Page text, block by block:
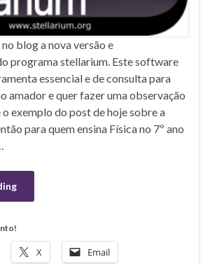
blog a nova versão e
programa stellarium. Este software
essencial e de consulta para
amador e quer fazer uma observação
exemplo do post de hoje sobre a
para quem ensina Física no 7º ano
X Email